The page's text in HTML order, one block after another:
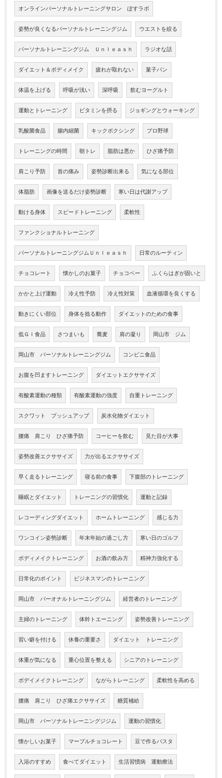
オンラインパーソナルトレーニングサロン ぽすラボ
姿勢が良くなるパーソナルトレーニングジム ウエストを絞る
パーソナルトレーニングジム Ｕｎｌｅａｓｈ ラジオな話
ダイエット＆ボディメイク 疲れが取れない 菓子パン
体温を上げる 呼吸が浅い 深呼吸 飲むヨーグルト
運動とトレーニング ビタミンを摂る ジョギングとウォーキング
乳酸菌食品 腸内細菌 キックボクシング プロ野球
トレーニングの時間 朝トレ 脂肪は悪か ひざ痛予防
肩こり予防 首の痛み 姿勢診断出来る 気になる部位
体脂肪 画像を送るだけ姿勢診断 寒い日は代謝アップ
動ける身体 スピードトレーニング 柔軟性
ファンクショナルトレーニング
パーソナルトレーニングジムＵｎｌｅａｓｈ 日常のルーティン
チョコレート 懐かしのお菓子 チョコベー ふくらはぎが固いと
かかと上げ運動 冷え性予防 冷え性対策 血液循環を良くする
動きにくい部位 身体を捻る動作 ダイエットのための食事
低ＧＩ食品 さつまいも 蕎麦 肩の凝り 岡山市 ジム
岡山市 パーソナルトレーニングジム コンビニ食品
お腹を凹ますトレーニング ダイエットエクササイズ
有酸素運動の種類 有酸素運動の強度 自重トレーニング
スクワット プッシュアップ 炭水化物ダイエット
腰痛 肩こり ひざ痛予防 コーヒーを飲む 見た目が大事
姿勢改善エクササイズ 力が出るエクササイズ
早く走るトレーニング 寝る前の食事 下腹部のトレーニング
睡眠とダイエット トレーニングの習慣化 運動と記録
レコーディングダイエット ホームトレーニング 感じる力
ワンコイン姿勢診断 年末年始の過ごし方 寒い日のゴルフ
ボディメイクトレーニング お酒の飲み方 精神力強化する
日常化のポイント ビジネスマンのトレーニング
岡山市 パーオナルトレーニングジム 経営者のトレーニング
主婦のトレーニング 体幹トエーニング 姿勢改善トレーニング
習い癖を付ける 休養の重要さ ダイエット トレーニング
体重が気になる 重心位置を整える シニアのトレーニング
ボデイメイクトレーニング ながらトレーニング 柔軟性を高める
腰痛 肩こり ひざ痛エクササイズ 糖質補給
岡山市 パーソナルトレーニングジジム 運動の習慣化
懐かしいお菓子 マーブルチョコレート 豆で作るパスタ
入浴のすすめ 食べてダイエット 生活習慣病 運動療法